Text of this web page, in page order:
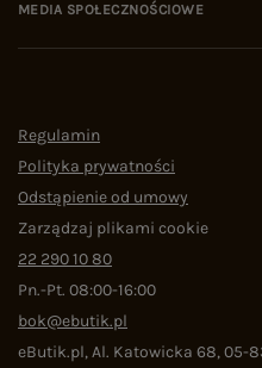
MEDIA SPOŁECZNOŚCIOWE
Regulamin
Polityka prywatności
Odstąpienie od umowy
Zarządzaj plikami cookie
22 290 10 80
Pn.-Pt. 08:00-16:00
bok@ebutik.pl
eButik.pl,Al. Katowicka 68,05-